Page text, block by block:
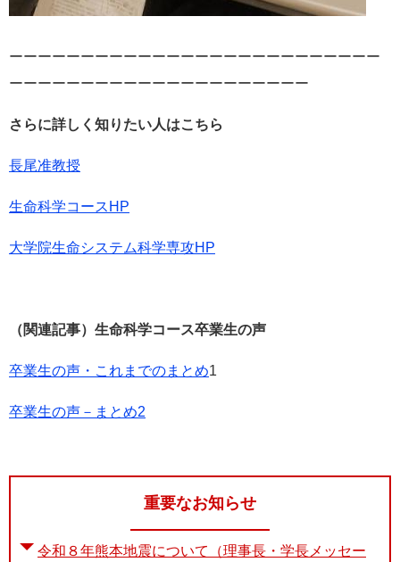
ーーーーーーーーーーーーーーーーーーーーーーーーーー
ーーーーーーーーーーーーーーーーーーーーー
さらに詳しく知りたい人はこちら
長尾准教授
生命科学コースHP
大学院生命システム科学専攻HP
（関連記事）生命科学コース卒業生の声
卒業生の声・これまでのまとめ1
卒業生の声－まとめ2
重要なお知らせ
令和８年熊本地震について（理事長・学長メッセー